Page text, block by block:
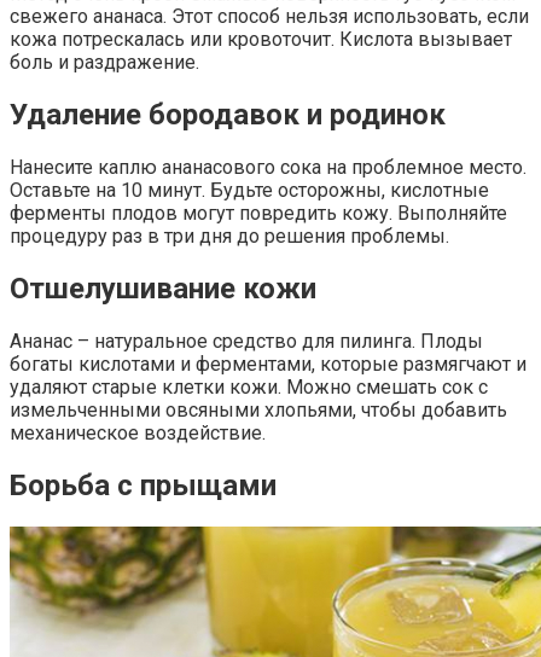
свежего ананаса. Этот способ нельзя использовать, если
кожа потрескалась или кровоточит. Кислота вызывает
боль и раздражение.
Удаление бородавок и родинок
Нанесите каплю ананасового сока на проблемное место.
Оставьте на 10 минут. Будьте осторожны, кислотные
ферменты плодов могут повредить кожу. Выполняйте
процедуру раз в три дня до решения проблемы.
Отшелушивание кожи
Ананас – натуральное средство для пилинга. Плоды
богаты кислотами и ферментами, которые размягчают и
удаляют старые клетки кожи. Можно смешать сок с
измельченными овсяными хлопьями, чтобы добавить
механическое воздействие.
Борьба с прыщами